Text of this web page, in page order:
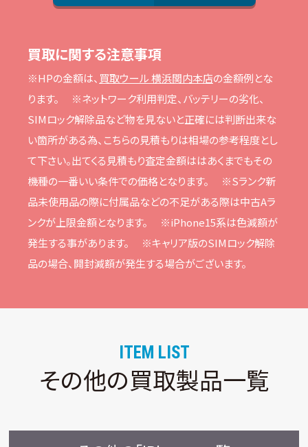
買取に関する注意事項
※HPの⾦額は、 買取ウール 横浜関内本店の⾦額例とな
ります。
※ネットワーク利⽤判定、バッテリーの劣化、
SIMロック解除品など物を⾒ないと正確には判断出来な
い箇所がある為、こちらの⾒積もりは相場の参考程度とし
て下さい。出てくる⾒積もり査定⾦額ははあくまでもその
機種の⼀番いい条件での価格となります。
※Sランク新
品未使⽤品の際に付属品などの不⾜がある際は中古Aラ
ンクが上限⾦額となります。
※iPhone15系は⾊減額が
発⽣する事があります。
※キャリア版のSIMロック解除
品の場合、開封減額が発⽣する場合がございます。
ITEM LIST
その他の買取製品一覧